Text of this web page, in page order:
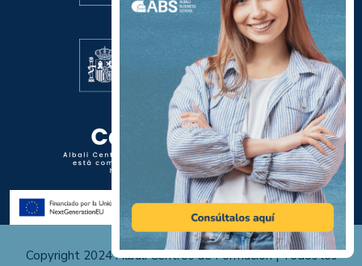
Centro Homologado por:
Copyright 2024 Albali Centros de Formación | Todos los